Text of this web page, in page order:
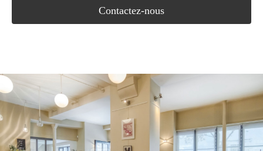
Contactez-nous